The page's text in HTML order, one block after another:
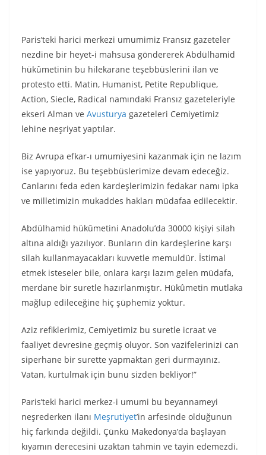
Paris’teki harici merkezi umumimiz Fransız gazeteler
nezdine bir heyet-i mahsusa göndererek Abdülhamid
hükûmetinin bu hilekarane teşebbüslerini ilan ve
protesto etti. Matin, Humanist, Petite Republique,
Action, Siecle, Radical namındaki Fransız gazeteleriyle
ekseri Alman ve Avusturya gazeteleri Cemiyetimiz
lehine neşriyat yaptılar.
Biz Avrupa efkar-ı umumiyesini kazanmak için ne lazım
ise yapıyoruz. Bu teşebbüslerimize devam edeceğiz.
Canlarını feda eden kardeşlerimizin fedakar namı ipka
ve milletimizin mukaddes hakları müdafaa edilecektir.
Abdülhamid hükûmetini Anadolu’da 30000 kişiyi silah
altına aldığı yazılıyor. Bunların din kardeşlerine karşı
silah kullanmayacakları kuvvetle memuldür. İstimal
etmek isteseler bile, onlara karşı lazım gelen müdafa,
merdane bir suretle hazırlanmıştır. Hükûmetin mutlaka
mağlup edileceğine hiç şüphemiz yoktur.
Aziz refiklerimiz, Cemiyetimiz bu suretle icraat ve
faaliyet devresine geçmiş oluyor. Son vazifelerinizi can
siperhane bir surette yapmaktan geri durmayınız.
Vatan, kurtulmak için bunu sizden bekliyor!”
Paris’teki harici merkez-i umumi bu beyannameyi
neşrederken ilanı Meşrutiyet’in arfesinde olduğunun
hiç farkında değildi. Çünkü Makedonya’da başlayan
kıyamın derecesini uzaktan tahmin ve tayin edemezdi.